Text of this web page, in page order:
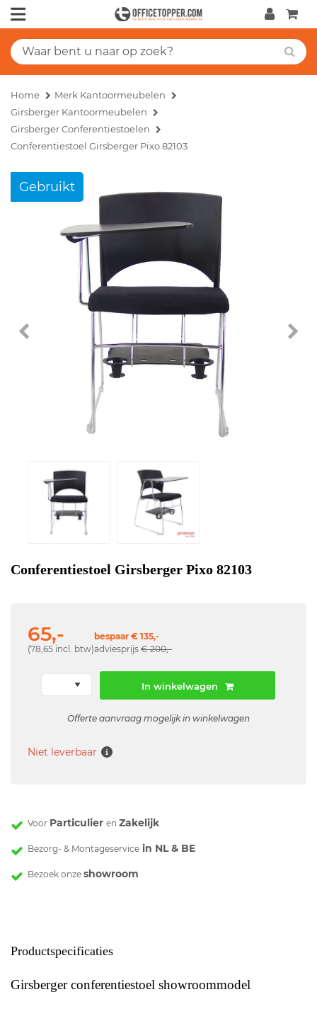
Home
Merk Kantoormeubelen
Girsberger Kantoormeubelen
Girsberger Conferentiestoelen
Conferentiestoel Girsberger Pixo 82103
Gebruikt
Conferentiestoel Girsberger Pixo 82103
65,-
(78,65 incl. btw)
bespaar € 135,-
adviesprijs € 200,-
In winkelwagen
Offerte aanvraag mogelijk in winkelwagen
Niet leverbaar
Voor Particulier en Zakelijk
Bezorg- & Montageservice in NL & BE
Bezoek onze showroom
Productspecificaties
Girsberger conferentiestoel showroommodel